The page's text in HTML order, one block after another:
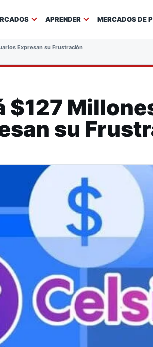
APRENDER MERCADOS DE
Expresan su Frustración
su